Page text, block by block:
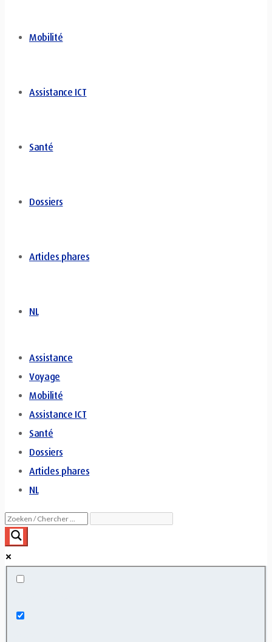
Mobilité
Assistance ICT
Santé
Dossiers
Articles phares
NL
Assistance
Voyage
Mobilité
Assistance ICT
Santé
Dossiers
Articles phares
NL